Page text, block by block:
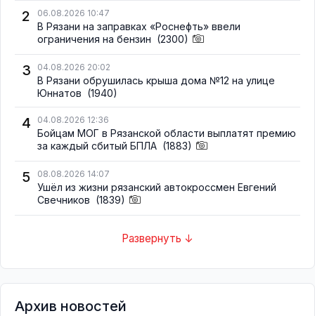
2 06.08.2026 10:47
В Рязани на заправках «Роснефть» ввели
ограничения на бензин (2300)
3 04.08.2026 20:02
В Рязани обрушилась крыша дома №12 на улице
Юннатов (1940)
4 04.08.2026 12:36
Бойцам МОГ в Рязанской области выплатят премию
за каждый сбитый БПЛА (1883)
5 08.08.2026 14:07
Ушёл из жизни рязанский автокроссмен Евгений
Свечников (1839)
Развернуть ↓
Архив новостей